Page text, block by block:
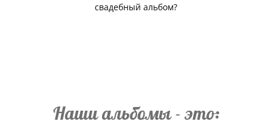
свадебный альбом?
Наши альбомы - это: